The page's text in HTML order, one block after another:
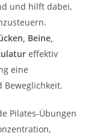
und hilft dabei,
Beine,
effektiv
eine
Beweglichkeit.
Pilates-Übungen